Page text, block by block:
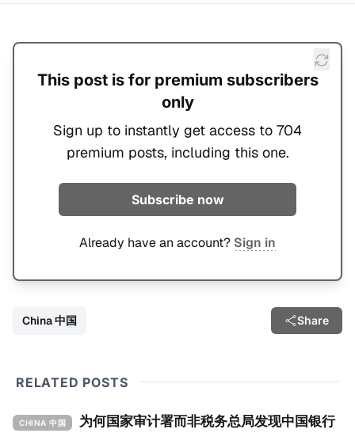
This post is for premium subscribers
only
Sign up to instantly get access to 704
premium posts, including this one.
Subscribe now
Already have an account? Sign in
China 中国 Share
RELATED POSTS
CHINA 中国
为何国家审计署而非税务总局发现中国银行